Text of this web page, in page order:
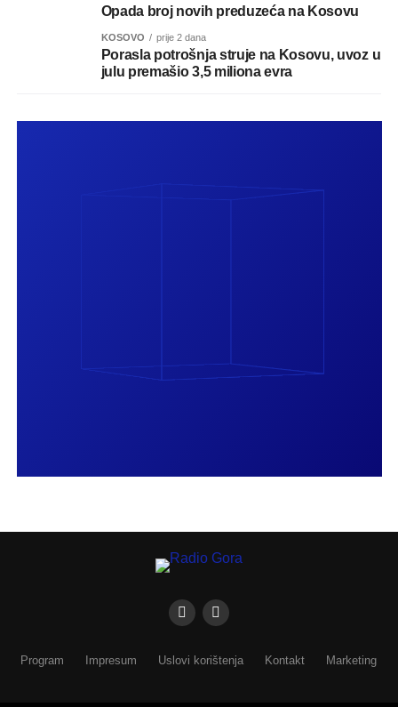
Opada broj novih preduzeća na Kosovu
KOSOVO prije 2 dana
Porasla potrošnja struje na Kosovu, uvoz u
julu premašio 3,5 miliona evra
Program Impresum Uslovi korištenja Kontakt Marketing